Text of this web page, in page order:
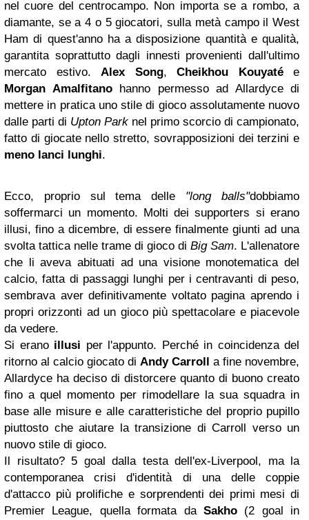
nel cuore del centrocampo. Non importa se a rombo, a
diamante, se a 4 o 5 giocatori, sulla metà campo il West
Ham di quest'anno ha a disposizione quantità e qualità,
garantita soprattutto dagli innesti provenienti dall'ultimo
mercato estivo. Alex Song, Cheikhou Kouyatée
Morgan Amalfitanohanno permesso ad Allardyce di
mettere in pratica uno stile di gioco assolutamente nuovo
dalle parti di Upton Park nel primo scorcio di campionato,
fatto di giocate nello stretto, sovrapposizioni dei terzini e
meno lanci lunghi.
Ecco, proprio sul tema delle "long balls"dobbiamo
soffermarci un momento. Molti dei supporters si erano
illusi, fino a dicembre, di essere finalmente giunti ad una
svolta tattica nelle trame di gioco di Big Sam. L'allenatore
che li aveva abituati ad una visione monotematica del
calcio, fatta di passaggi lunghi per i centravanti di peso,
sembrava aver definitivamente voltato pagina aprendo i
propri orizzonti ad un gioco più spettacolare e piacevole
da vedere.
Si eranoillusi per l'appunto. Perché in coincidenza del
ritorno al calcio giocato di Andy Carroll
a fine novembre,
Allardyce ha deciso di distorcere quanto di buono creato
fino a quel momento per rimodellare la sua squadra in
base alle misure e alle caratteristiche del proprio pupillo
piuttosto che aiutare la transizione di Carroll verso un
nuovo stile di gioco.
Il risultato? 5 goal dalla testa dell'ex-Liverpool, ma la
contemporanea crisi d'identità di una delle coppie
d'attacco più prolifiche e sorprendenti dei primi mesi di
Premier League, quella formata da Sakho(2 goal in